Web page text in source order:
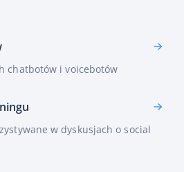
chatbotów i voicebotów
w dyskusjach o social